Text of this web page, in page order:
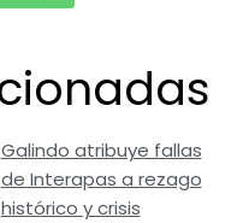
Galindo atribuye fallas
de Interapas a rezago
histórico y crisis